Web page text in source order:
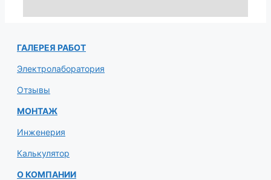
ГАЛЕРЕЯ РАБОТ
Электролаборатория
Отзывы
МОНТАЖ
Инженерия
Калькулятор
О КОМПАНИИ